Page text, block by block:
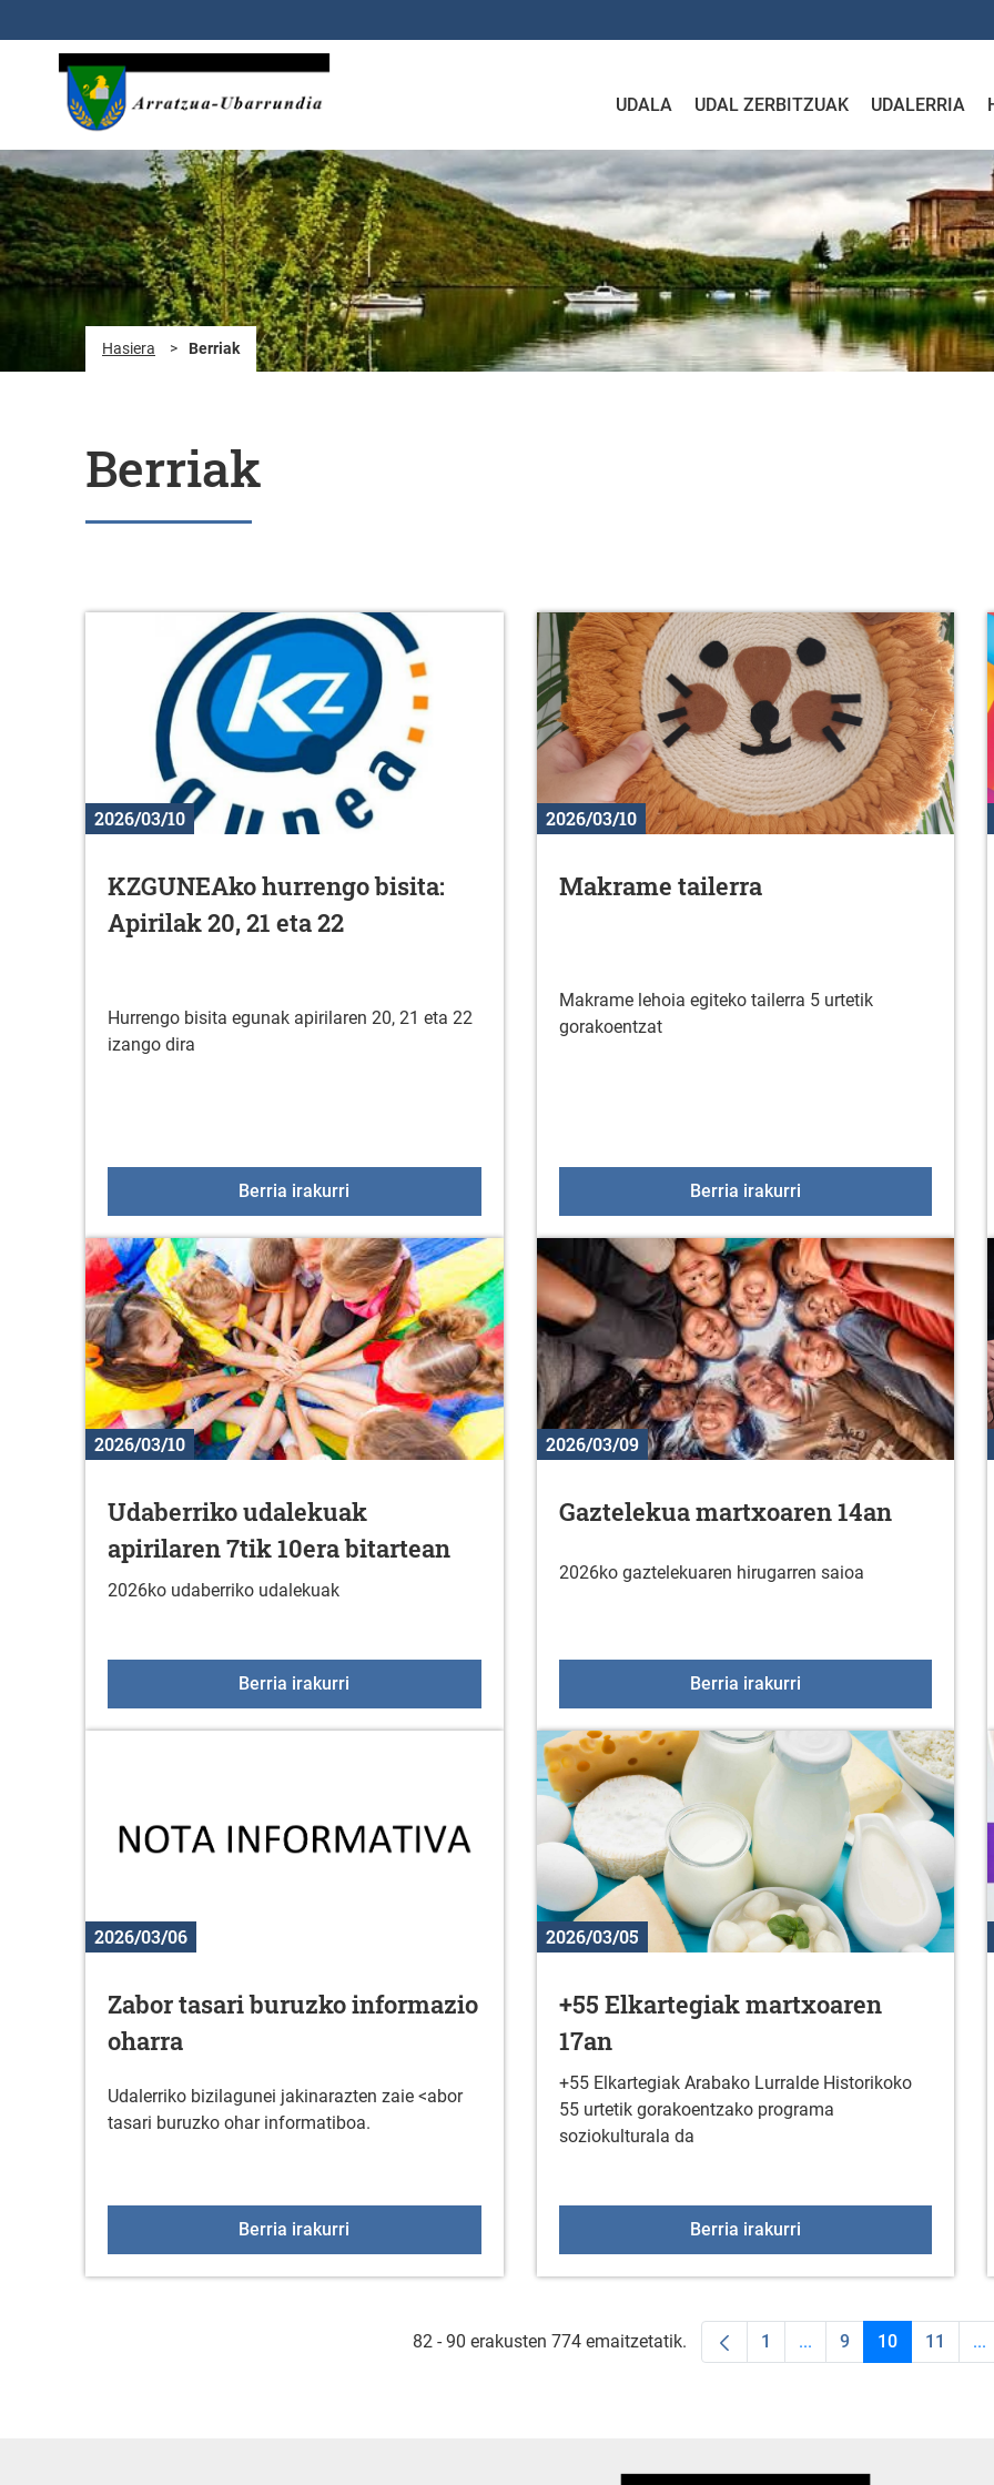
UDALA UDAL ZERBITZUAK UDALERRIA
Hasiera > Berriak
Berriak
2026/03/10
KZGUNEAko hurrengo bisita:
Apirilak 20, 21 eta 22
Hurrengo bisita egunak apirilaren 20, 21 eta 22
izango dira
Berria irakurri KZGUNEAko hurrengo bisita: Apirilak 20, 21 eta 22
2026/03/10
Makrame tailerra
Makrame lehoia egiteko tailerra 5 urtetik
gorakoentzat
Berria irakurriMakrame tailerra
2026/03/10
Udaberriko udalekuak
apirilaren 7tik 10era bitartean
2026ko udaberriko udalekuak
Berria irakurri Udaberriko udalekuak apirilaren 7tik 10era bitartean
2026/03/09
Gaztelekua martxoaren 14an
2026ko gaztelekuaren hirugarren saioa
Berria irakurriGaztelekua martxoaren
2026/03/06
Zabor tasari buruzko informazio
oharra
Udalerriko bizilagunei jakinarazten zaie <abor
tasari buruzko ohar informatiboa.
Berria irakurri
2026/03/05
+55 Elkartegiak martxoaren
17an
+55 Elkartegiak Arabako Lurralde Historikoko
55 urtetik gorakoentzako programa
soziokulturala da
Berria irakurri+55 Elkartegiak
82 - 90 erakusten 774 emaitzetatik. Orrialdea
1 ...Intermediate Pages Use
Orrialdea
9 Orrialdea
10 11 ...